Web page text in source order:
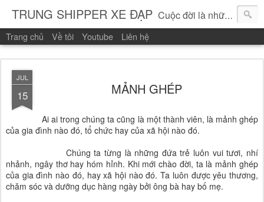
TRUNG SHIPPER XE ĐẠP Cuộc đời là những vòng quay!
Trang chủ Về tôi Youtube Liên hệ
JUL
15 MẢNH GHÉP
Ai ai trong chúng ta cũng là một thành viên, là mảnh ghép
của gia đình nào đó, tổ chức hay của xã hội nào đó.
Chúng ta từng là những đứa trẻ luôn vui tươi, nhí
nhảnh, ngây thơ hay hóm hỉnh. Khi mới chào đời, ta là mảnh ghép
của gia đình nào đó, hay xã hội nào đó. Ta luôn được yêu thương,
chăm sóc và dưỡng dục hàng ngày bởi ông bà hay bố mẹ.